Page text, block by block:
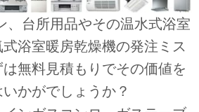
、台所用品やその温水式浴室
浴室暖房乾燥機の発注ミス
無料見積もりでその価値を
かがでしょうか？